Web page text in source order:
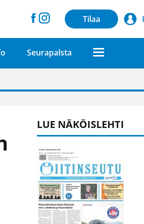
Tilaa
Seurapalsta
laatuna lehdessä
LUE NÄKÖISLEHTI